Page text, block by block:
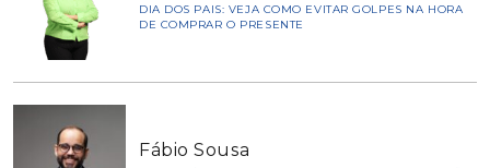
DIA DOS PAIS: VEJA COMO EVITAR GOLPES NA HORA
DE COMPRAR O PRESENTE
Fábio Sousa